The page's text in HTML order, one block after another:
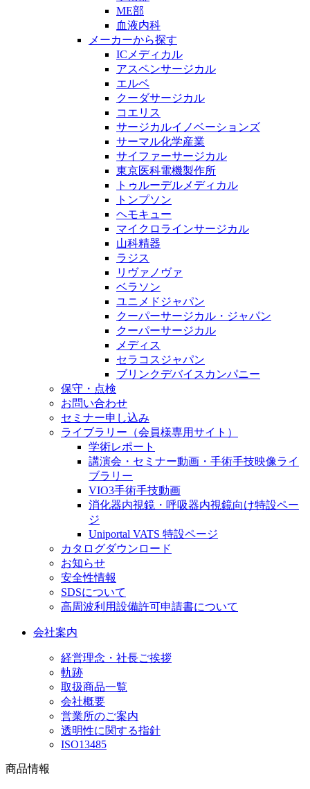
ME部
血液内科
メーカーから探す
ICメディカル
アスペンサージカル
エルベ
クーダサージカル
コエリス
サージカルイノベーションズ
サーマル化学産業
サイファーサージカル
東京医科電機製作所
トゥルーデルメディカル
トンプソン
ヘモキュー
マイクロラインサージカル
山科精器
ラジス
リヴァノヴァ
ベラソン
ユニメドジャパン
クーパーサージカル・ジャパン
クーパーサージカル
メディス
セラコスジャパン
ブリンクデバイスカンパニー
保守・点検
お問い合わせ
セミナー申し込み
ライブラリー（会員様専用サイト）
学術レポート
講演会・セミナー動画・手術手技映像ライ
ブラリー
VIO3手術手技動画
消化器内視鏡・呼吸器内視鏡向け特設ペー
ジ
Uniportal VATS 特設ページ
カタログダウンロード
お知らせ
安全性情報
SDSについて
高周波利用設備許可申請書について
会社案内
経営理念・社長ご挨拶
軌跡
取扱商品一覧
会社概要
営業所のご案内
透明性に関する指針
ISO13485
商品情報